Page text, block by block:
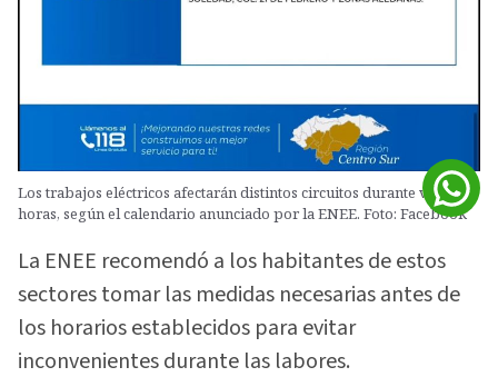
Los trabajos eléctricos afectarán distintos circuitos durante varias
horas, según el calendario anunciado por la ENEE. Foto: Facebook
La ENEE recomendó a los habitantes de estos
sectores tomar las medidas necesarias antes de
los horarios establecidos para evitar
inconvenientes durante las labores.